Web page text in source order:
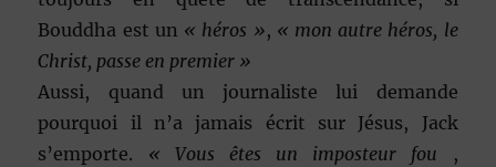
Bouddha est un « héros », « mon autre héros, le
Christ, passe en premier »
Aussi, quand un journaliste lui demande
pourquoi il n’a jamais écrit sur Jésus, Jack
s’emporte. « Vous êtes un imposteur fou
,